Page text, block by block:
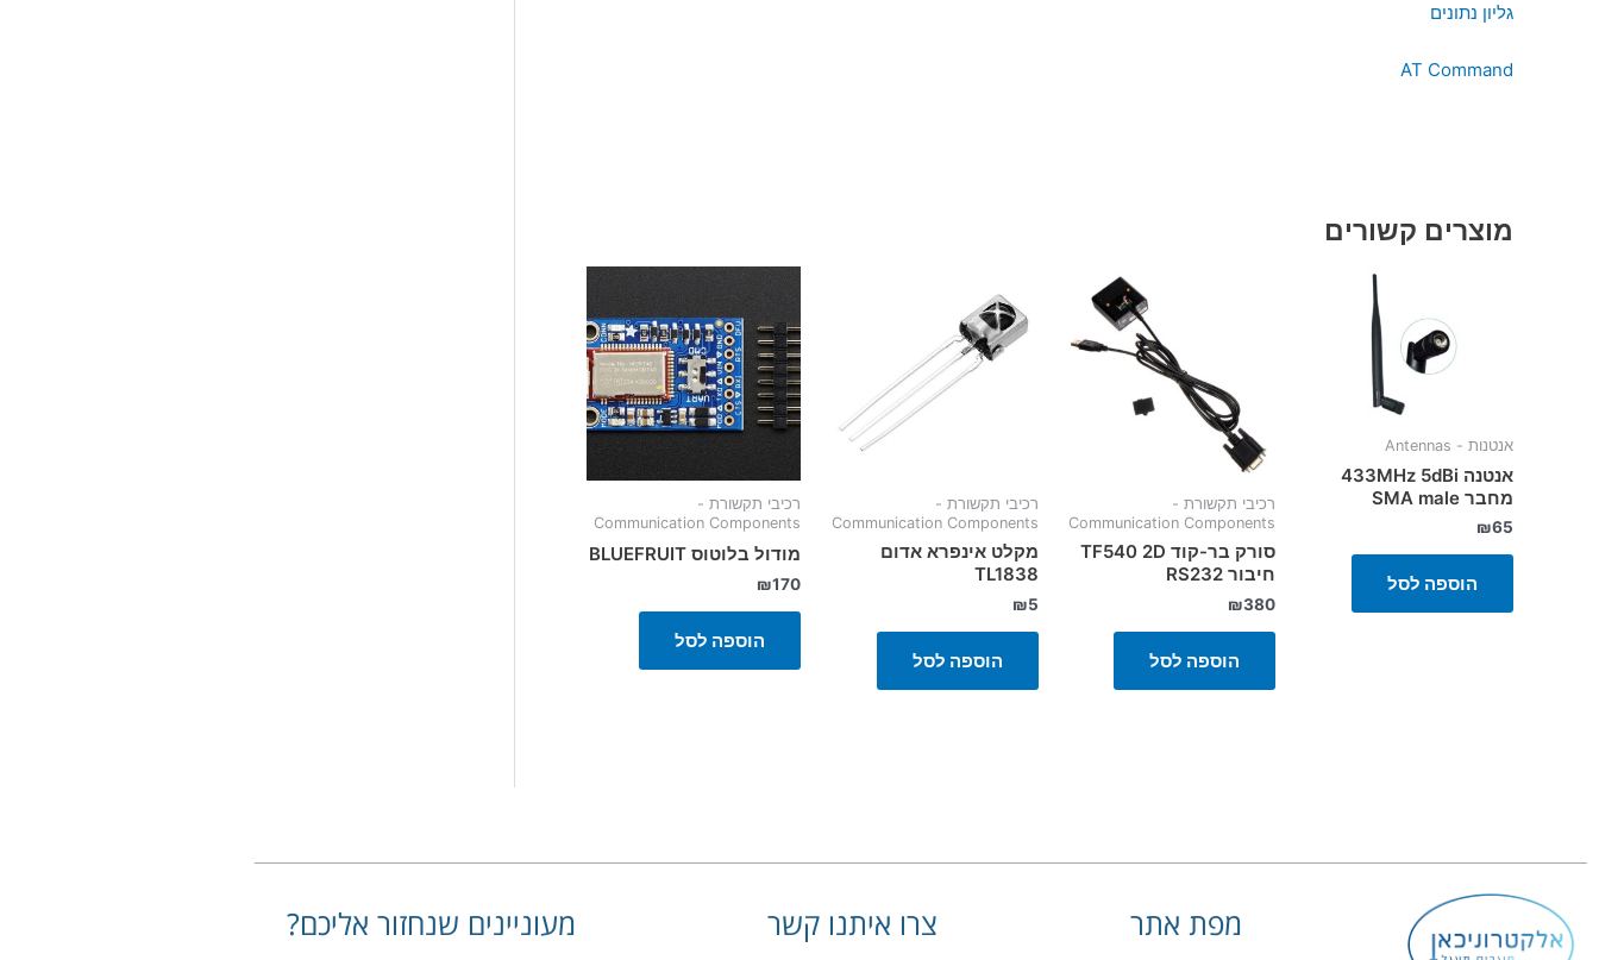
גליון נתונים
AT Command
מוצרים קשורים
אנטנות - Antennas
אנטנה 433MHz 5dBi
מחבר SMA male
₪65
הוספה לסל
רכיבי תקשורת -
Communication Components
סורק בר-קוד TF540 2D
חיבור RS232
₪380
הוספה לסל
רכיבי תקשורת -
Communication Components
מקלט אינפרא אדום
TL1838
₪5
הוספה לסל
רכיבי תקשורת -
Communication Components
מודול בלוטוס BLUEFRUIT
₪170
הוספה לסל
מפת אתר צרו איתנו קשר מעוניינים שנחזור אליכם?